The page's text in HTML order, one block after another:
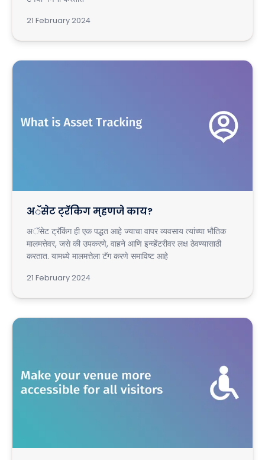
21 February 2024
अॅसेट ट्रॅकिंग म्हणजे काय?
अॅसेट ट्रॅकिंग ही एक पद्धत आहे ज्याचा वापर व्यवसाय त्यांच्या भौतिक
मालमत्तेवर, जसे की उपकरणे, वाहने आणि इन्व्हेंटरीवर लक्ष ठेवण्यासाठी
करतात. यामध्ये मालमत्तेला टॅग करणे समाविष्ट आहे
21 February 2024